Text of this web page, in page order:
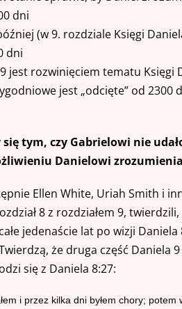
dni
(w 9. rozdziale Księgi
dni
jest rozwinięciem tematu Księgi
jest „odcięte” od 2300
tym, czy Gabrielowi nie
Danielowi
Ellen White, Uriah Smith i
8 z rozdziałem 9,
jedenaście lat po wizji
że druga część Daniela
się z Daniela 8:27:
i przez kilka dni byłem chory; potem